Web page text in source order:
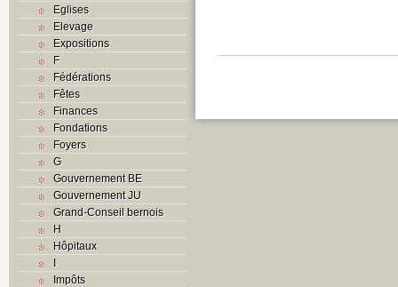
Eglises
Elevage
Expositions
F
Fédérations
Fêtes
Finances
Fondations
Foyers
G
Gouvernement BE
Gouvernement JU
Grand-Conseil bernois
H
Hôpitaux
I
Impôts